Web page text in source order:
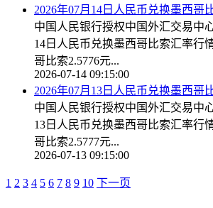
2026年07月14日人民币兑换墨西哥
中国人民银行授权中国外汇交易中
14日人民币兑换墨西哥比索汇率行
哥比索2.5776元...
2026-07-14 09:15:00
2026年07月13日人民币兑换墨西哥
中国人民银行授权中国外汇交易中
13日人民币兑换墨西哥比索汇率行
哥比索2.5777元...
2026-07-13 09:15:00
1 2 3 4 5 6 7 8 9 10 下一页